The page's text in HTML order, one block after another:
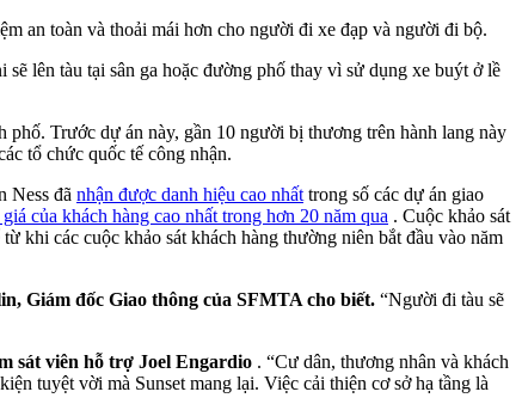
an toàn và thoải mái hơn cho người đi xe đạp và người đi bộ.
lên tàu tại sân ga hoặc đường phố thay vì sử dụng xe buýt ở lề
Trước dự án này, gần 10 người bị thương trên hành lang này
tổ chức quốc tế công nhận.
Ness đã nhận được danh hiệu cao nhất trong số các dự án giao
của khách hàng cao nhất trong hơn 20 năm qua . Cuộc khảo sát
khi các cuộc khảo sát khách hàng thường niên bắt đầu vào năm
Giám đốc Giao thông của SFMTA cho biết. “Người đi tàu sẽ
sát viên hỗ trợ Joel Engardio . “Cư dân, thương nhân và khách
tuyệt vời mà Sunset mang lại. Việc cải thiện cơ sở hạ tầng là